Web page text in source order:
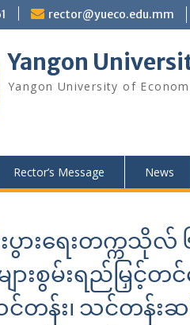
rector@yueco.edu.mm
Yangon
Yangon University of
Rector’s Message News
ပွားရေးတက္ကသို
ျားစွမ်းရည်မြှင့်
တန်း၊ သင်တန်း